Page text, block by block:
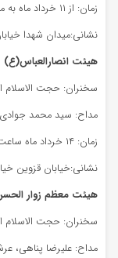
زمان: از ۱۱ خرداد ماه به مدت ۴ روز ساعت ۶:۴۵
نشانی:میدان شهدا
هیئت انصارالعباس(ع)
سخنران: حجت الاسلام
مداح: سید محمد
زمان: ۱۴ خرداد ماه ساعت ۲۲
نشانی:خیابان قزوین
هیئت معظم زوار
سخنران: حجت الاسلام
مداح: علیرضا پناهی،